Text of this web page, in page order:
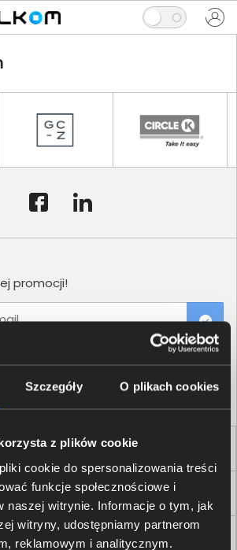
Szczegóły O plikach cookies
z plików cookie
cookie do spersonalizowania treści
funkcje społecznościowe i
naszej witrynie. Informacje o tym, jak
witryny, udostępniamy partnerom
reklamowym i analitycznym.
promocji!